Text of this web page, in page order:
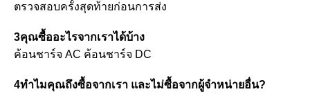
ตรวจสอบครั้งสุดท้ายก่อนการส่ง
3คุณซื้ออะไรจากเราได้บ้าง
ค้อนชาร์จ AC ค้อนชาร์จ DC
4ทําไมคุณถึงซื้อจากเรา และไม่ซื้อจากผู้จําหน่ายอื่น?